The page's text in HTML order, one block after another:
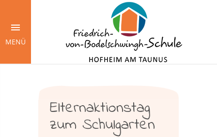
Inhalt
MENÜ
Elternaktionstag
zum Schulgarten